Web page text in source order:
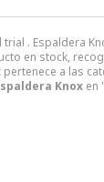
. Espaldera
en stock,
pertenece a las
Knox en